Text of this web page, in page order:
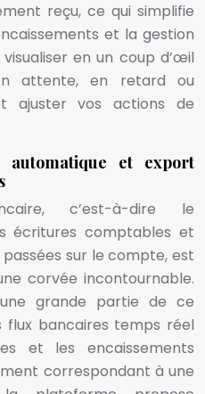
reçu, ce qui simplifie
et la gestion
en un coup d’œil
attente, en retard ou
ajuster vos actions de
automatique et export
c’est-à-dire le
écritures comptables et
sur le compte, est
corvée incontournable.
grande partie de ce
flux bancaires temps réel
et les encaissements
correspondant à une